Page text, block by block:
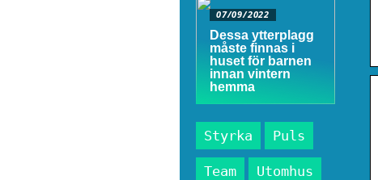
07/09/2022
Dessa ytterplagg
måste finnas i
huset för barnen
innan vintern
hemma
Styrka Puls
Team Utomhus